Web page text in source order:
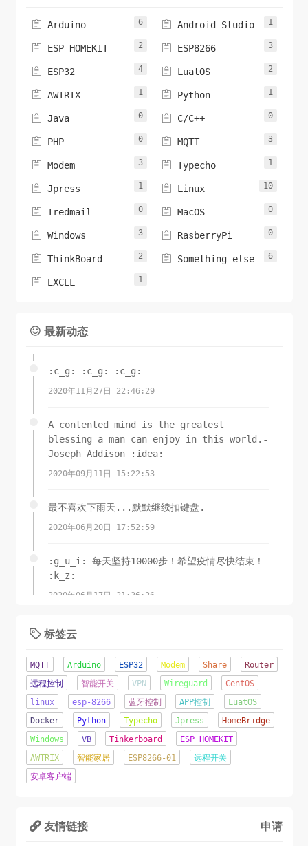
 Arduino 6  Android Studio 1
 ESP HOMEKIT 2  ESP8266 3
 ESP32 4  LuatOS 2
 AWTRIX 1  Python 1
 Java 0  C/C++ 0
 PHP 0  MQTT 3
 Modem 3  Typecho 1
 Jpress 1  Linux 10
 Iredmail 0  MacOS 0
 Windows 3  RasberryPi 0
 ThinkBoard 2  Something_else 6
 EXCEL 1
 最新动态
:c_g: :c_g: :c_g:
2020年11月27日 22:46:29
A contented mind is the greatest
blessing a man can enjoy in this world.-
Joseph Addison :idea:
2020年09月11日 15:22:53
最不喜欢下雨天...默默继续扣键盘.
2020年06月20日 17:52:59
:g_u_i: 每天坚持10000步！希望疫情尽快结束！
:k_z:
2020年06月17日 21:36:26
锲而舍之，朽木不折;锲而不舍，金石可镂.-荀子
这才是夏天该有的样子！
2020年06月07日 16:22:44
辛苦了几天...终于成功将网站从Jpress移植到了
TypeCho.o(╥﹏╥)o
2020年06月05日 22:12:09
 标签云
MQTT Arduino ESP32 Modem Share
Router
远程控制
智能开关 VPN Wireguard
CentOS
linux
esp-8266 蓝牙控制 APP控制
LuatOS
Docker
Python Typecho Jpress
HomeBridge
Windows
VB Tinkerboard
ESP HOMEKIT
AWTRIX
智能家居 ESP8266-01
远程开关
安卓客户端
 友情链接 申请